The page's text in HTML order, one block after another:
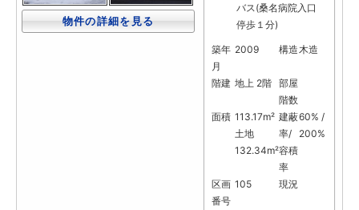
物件の詳細を見る
バス(桑名病院入口
停歩１分)
築年
月
2009 構造 木造
階建 地上 2階 部屋
階数
面積 113.17m²
土地
132.34m²
建蔽
率/
容積
率
60% /
200%
区画
番号
105 現況